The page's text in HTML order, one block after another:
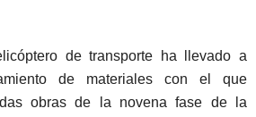
de transporte ha llevado a
de materiales con el que
obras de la novena fase de la